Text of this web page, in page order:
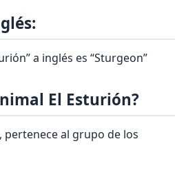
a inglés es “Sturgeon”
El Esturión?
pertenece al grupo de los